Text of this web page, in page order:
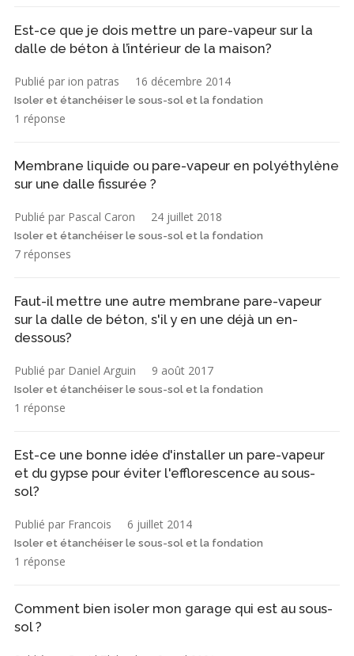
Est-ce que je dois mettre un pare-vapeur sur la
dalle de béton à l’intérieur de la maison?
Publié par ion patras 16 décembre 2014
Isoler et étanchéiser le sous-sol et la fondation
1 réponse
Membrane liquide ou pare-vapeur en polyéthylène
sur une dalle fissurée ?
Publié par Pascal Caron 24 juillet 2018
Isoler et étanchéiser le sous-sol et la fondation
7 réponses
Faut-il mettre une autre membrane pare-vapeur
sur la dalle de béton, s'il y en une déjà un en-
dessous?
Publié par Daniel Arguin 9 août 2017
Isoler et étanchéiser le sous-sol et la fondation
1 réponse
Est-ce une bonne idée d'installer un pare-vapeur
et du gypse pour éviter l'efflorescence au sous-
sol?
Publié par Francois 6 juillet 2014
Isoler et étanchéiser le sous-sol et la fondation
1 réponse
Comment bien isoler mon garage qui est au sous-
sol ?